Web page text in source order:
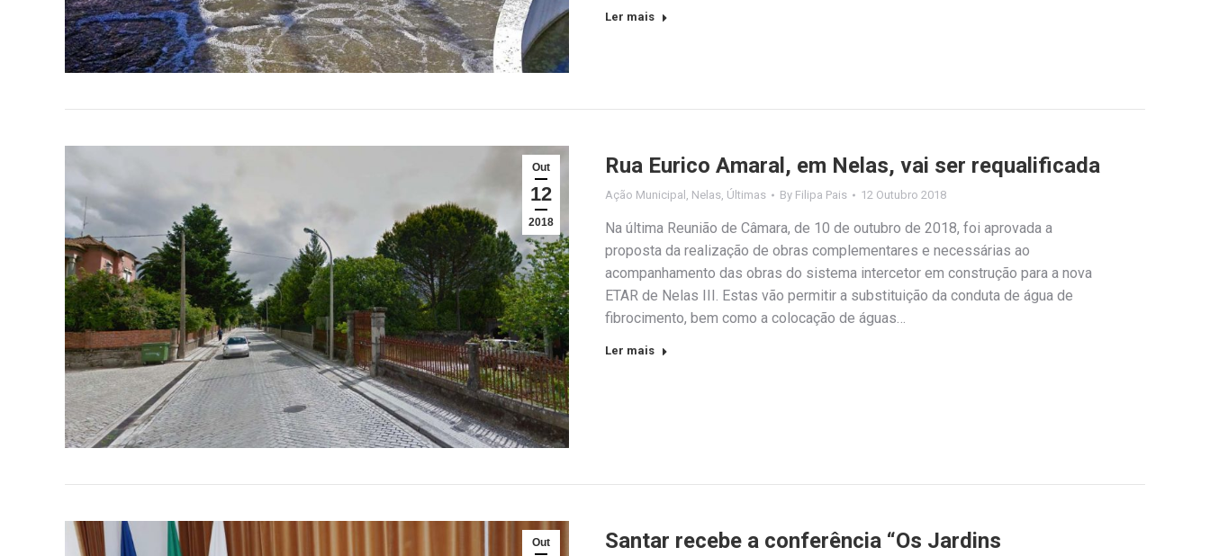
Ler mais
Out
12
2018
Rua Eurico Amaral, em Nelas, vai ser requalificada
Ação Municipal , Nelas, Últimas By Filipa Pais 12 Outubro 2018
Na última Reunião de Câmara, de 10 de outubro de 2018, foi aprovada a
proposta da realização de obras complementares e necessárias ao
acompanhamento das obras do sistema intercetor em construção para a nova
ETAR de Nelas III. Estas vão permitir a substituição da conduta de água de
fibrocimento, bem como a colocação de águas…
Ler mais
Out
Santar recebe a conferência “Os Jardins